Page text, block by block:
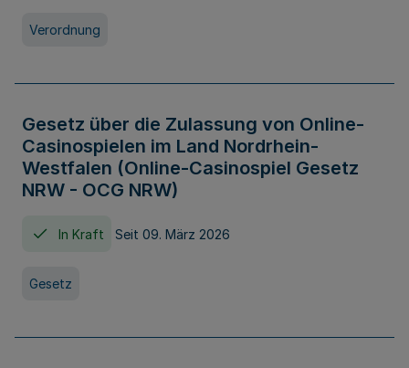
Verordnung
Gesetz über die Zulassung von Online-
Casinospielen im Land Nordrhein-
Westfalen (Online-Casinospiel Gesetz
NRW - OCG NRW)
In Kraft Seit 09. März 2026
Gesetz